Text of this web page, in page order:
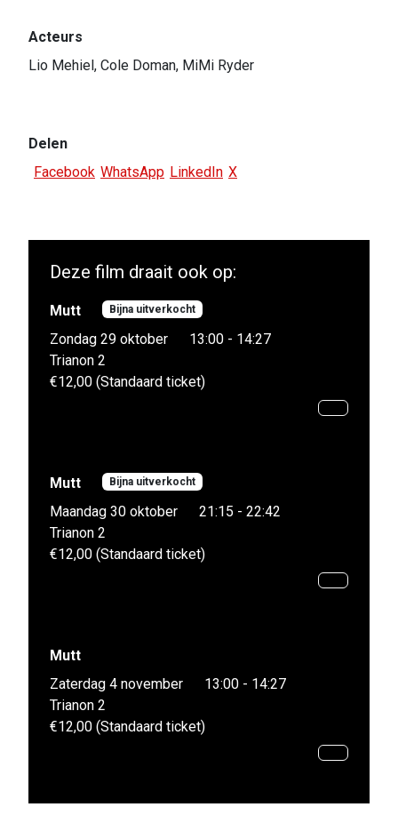
Acteurs
Lio Mehiel, Cole Doman, MiMi Ryder
Delen
Facebook WhatsApp LinkedIn X
Deze film draait ook op:
Mutt Bijna uitverkocht
Zondag 29 oktober
13:00 - 14:27
Trianon 2
€12,00 (Standaard ticket)
Mutt Bijna uitverkocht
Maandag 30 oktober
21:15 - 22:42
Trianon 2
€12,00 (Standaard ticket)
Mutt
Zaterdag 4 november
13:00 - 14:27
Trianon 2
€12,00 (Standaard ticket)